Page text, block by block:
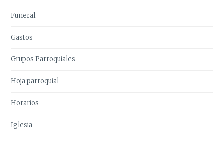
Funeral
Gastos
Grupos Parroquiales
Hoja parroquial
Horarios
Iglesia